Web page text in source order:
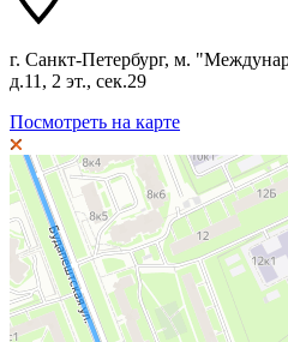
г. Санкт-Петербург, м.
д.11, 2 эт., сек.29
Посмотреть на карте